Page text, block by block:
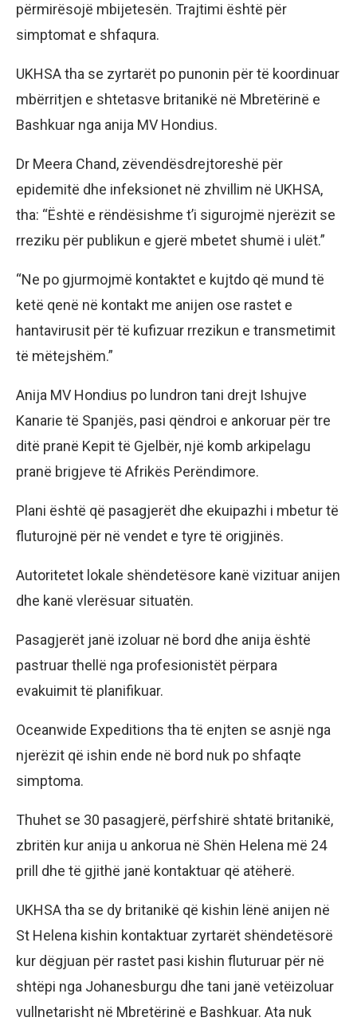
përmirësojë mbijetesën. Trajtimi është për
simptomat e shfaqura.
UKHSA tha se zyrtarët po punonin për të koordinuar
mbërritjen e shtetasve britanikë në Mbretërinë e
Bashkuar nga anija MV Hondius.
Dr Meera Chand, zëvendësdrejtoreshë për
epidemitë dhe infeksionet në zhvillim në UKHSA,
tha: “Është e rëndësishme t’i sigurojmë njerëzit se
rreziku për publikun e gjerë mbetet shumë i ulët.”
“Ne po gjurmojmë kontaktet e kujtdo që mund të
ketë qenë në kontakt me anijen ose rastet e
hantavirusit për të kufizuar rrezikun e transmetimit
të mëtejshëm.”
Anija MV Hondius po lundron tani drejt Ishujve
Kanarie të Spanjës, pasi qëndroi e ankoruar për tre
ditë pranë Kepit të Gjelbër, një komb arkipelagu
pranë brigjeve të Afrikës Perëndimore.
Plani është që pasagjerët dhe ekuipazhi i mbetur të
fluturojnë për në vendet e tyre të origjinës.
Autoritetet lokale shëndetësore kanë vizituar anijen
dhe kanë vlerësuar situatën.
Pasagjerët janë izoluar në bord dhe anija është
pastruar thellë nga profesionistët përpara
evakuimit të planifikuar.
Oceanwide Expeditions tha të enjten se asnjë nga
njerëzit që ishin ende në bord nuk po shfaqte
simptoma.
Thuhet se 30 pasagjerë, përfshirë shtatë britanikë,
zbritën kur anija u ankorua në Shën Helena më 24
prill dhe të gjithë janë kontaktuar që atëherë.
UKHSA tha se dy britanikë që kishin lënë anijen në
St Helena kishin kontaktuar zyrtarët shëndetësorë
kur dëgjuan për rastet pasi kishin fluturuar për në
shtëpi nga Johanesburgu dhe tani janë vetëizoluar
vullnetarisht në Mbretërinë e Bashkuar. Ata nuk